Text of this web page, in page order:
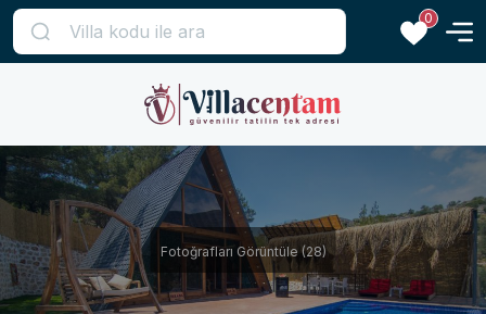
0
Fotoğrafları Görüntüle (28)